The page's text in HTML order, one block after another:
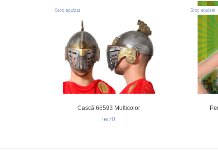
Stoc epuizat
Cască 66593 Multicolor
lei70
Stoc epuizat